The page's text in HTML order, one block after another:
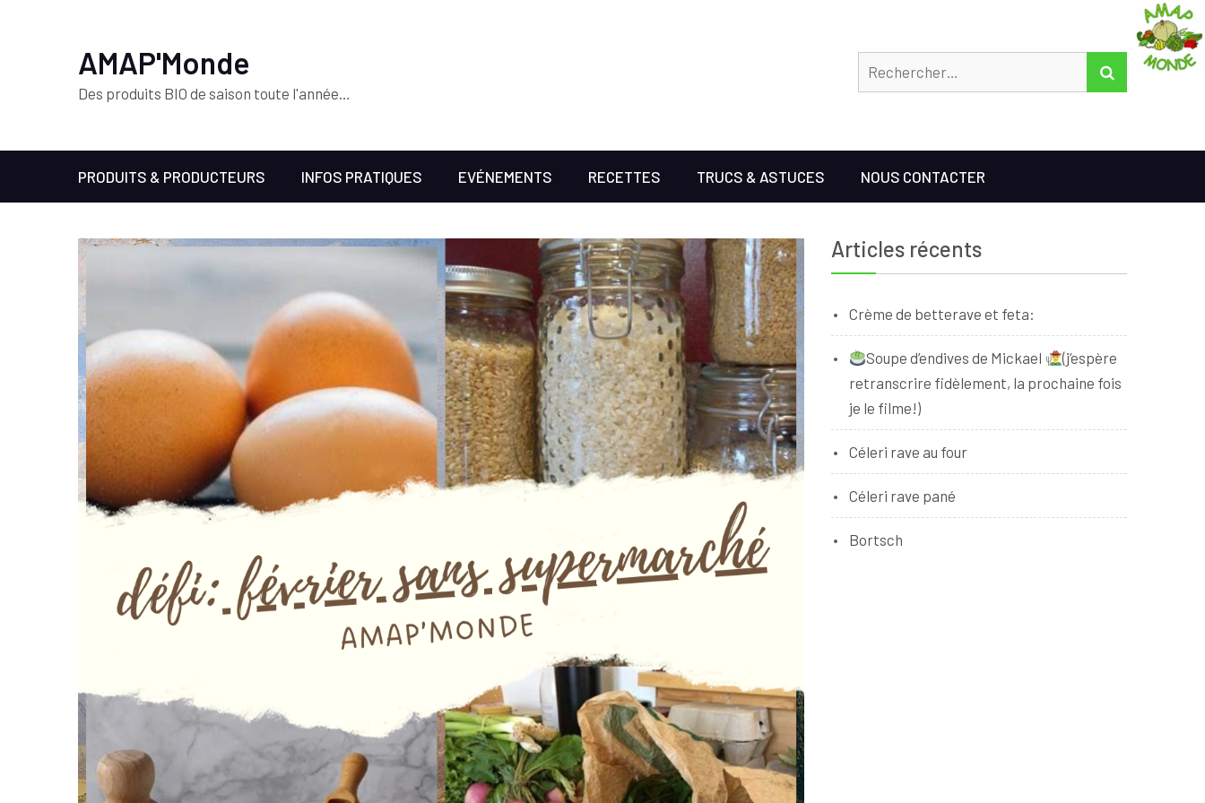
AMAP'Monde
Des produits BIO de saison toute l'année…
RECHERCHER
PRODUITS & PRODUCTEURS INFOS PRATIQUES EVÉNEMENTS RECETTES TRUCS & ASTUCES NOUS CONTACTER
Articles récents
Crème de betterave et feta:
Soupe d’endives de Mickael
(j’espère
retranscrire fidèlement, la prochaine fois
je le filme!)
Céleri rave au four
Céleri rave pané
Bortsch